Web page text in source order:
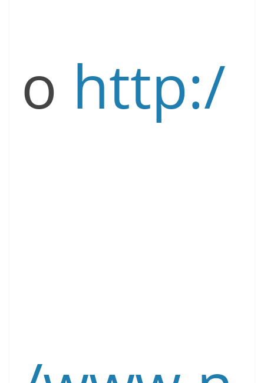
o http:/